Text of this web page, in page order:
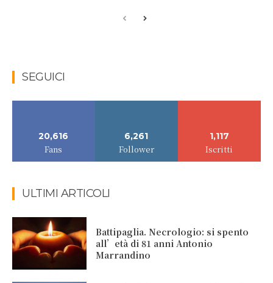
SEGUICI
20,616
Fans
6,261
Follower
1,117
Iscritti
ULTIMI ARTICOLI
Battipaglia. Necrologio: si spento
all’età di 81 anni Antonio
Marrandino